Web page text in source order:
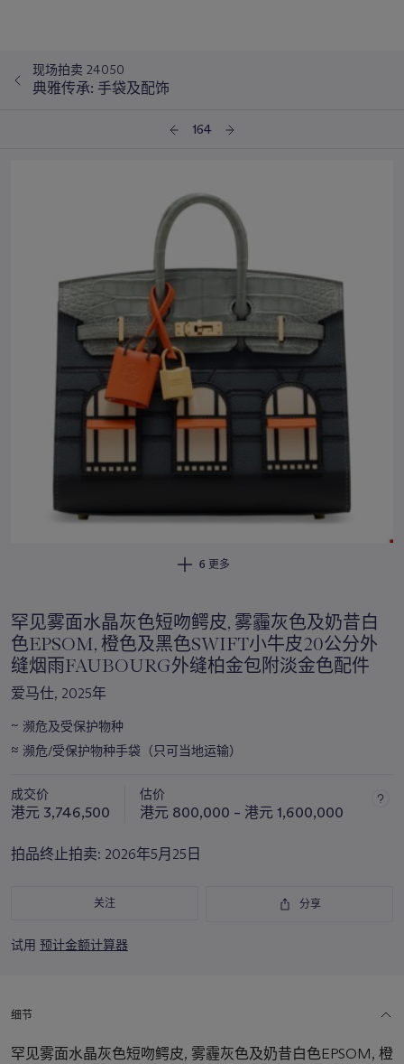
现场拍卖 24050
典雅传承: 手袋及配饰
164
6 更多
罕见雾面水晶灰色短吻鳄皮, 雾霾灰色及奶昔白
色EPSOM, 橙色及黑色SWIFT小牛皮20公分外
缝烟雨FAUBOURG外缝柏金包附淡金色配件
爱马仕, 2025年
关
于
拍
品
要
~ 濒危及受保护物种
≈ 濒危/受保护物种手袋（只可当地运输）
成交价
港元 3,746,500
估价
港元 800,000 – 港元 1,600,000
拍品终止拍卖: 2026年5月25日
关注 分享
试用 预计金额计算器
细节
罕见雾面水晶灰色短吻鳄皮, 雾霾灰色及奶昔白色EPSOM, 橙